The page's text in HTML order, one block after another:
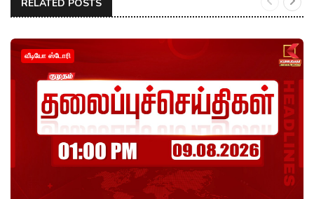
RELATED POSTS
வீடியோ ஸ்டோரி